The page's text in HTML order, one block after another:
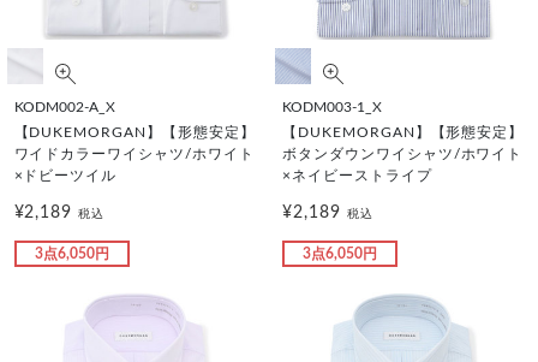
KODM002-A_X
【DUKEMORGAN】【形態安定】
ワイドカラーワイシャツ/ホワイト
×ドビーツイル
¥2,189税込
3点6,050円
KODM003-1_X
【DUKEMORGAN】【形態安定】
ボタンダウンワイシャツ/ホワイト
×ネイビーストライプ
¥2,189 税込
3点6,050円